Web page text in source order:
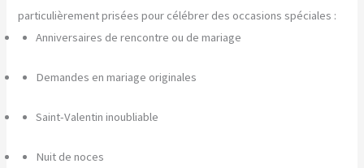
particulièrement prisées pour célébrer des occasions spéciales :
Anniversaires de rencontre ou de mariage
Demandes en mariage originales
Saint-Valentin inoubliable
Nuit de noces